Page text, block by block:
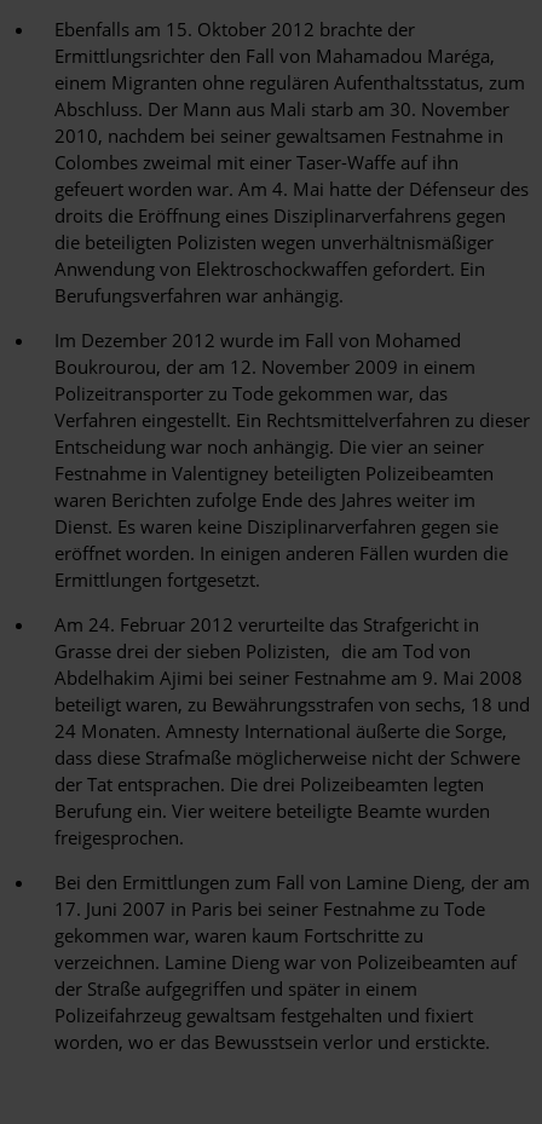
Ebenfalls am 15. Oktober 2012 brachte der
Ermittlungsrichter den Fall von Mahamadou Maréga,
einem Migranten ohne regulären Aufenthaltsstatus, zum
Abschluss. Der Mann aus Mali starb am 30. November
2010, nachdem bei seiner gewaltsamen Festnahme in
Colombes zweimal mit einer Taser-Waffe auf ihn
gefeuert worden war. Am 4. Mai hatte der Défenseur des
droits die Eröffnung eines Disziplinarverfahrens gegen
die beteiligten Polizisten wegen unverhältnismäßiger
Anwendung von Elektroschockwaffen gefordert. Ein
Berufungsverfahren war anhängig.
Im Dezember 2012 wurde im Fall von Mohamed
Boukrourou, der am 12. November 2009 in einem
Polizeitransporter zu Tode gekommen war, das
Verfahren eingestellt. Ein Rechtsmittelverfahren zu dieser
Entscheidung war noch anhängig. Die vier an seiner
Festnahme in Valentigney beteiligten Polizeibeamten
waren Berichten zufolge Ende des Jahres weiter im
Dienst. Es waren keine Disziplinarverfahren gegen sie
eröffnet worden. In einigen anderen Fällen wurden die
Ermittlungen fortgesetzt.
Am 24. Februar 2012 verurteilte das Strafgericht in
Grasse drei der sieben Polizisten, die am Tod von
Abdelhakim Ajimi bei seiner Festnahme am 9. Mai 2008
beteiligt waren, zu Bewährungsstrafen von sechs, 18 und
24 Monaten. Amnesty International äußerte die Sorge,
dass diese Strafmaße möglicherweise nicht der Schwere
der Tat entsprachen. Die drei Polizeibeamten legten
Berufung ein. Vier weitere beteiligte Beamte wurden
freigesprochen.
Bei den Ermittlungen zum Fall von Lamine Dieng, der am
17. Juni 2007 in Paris bei seiner Festnahme zu Tode
gekommen war, waren kaum Fortschritte zu
verzeichnen. Lamine Dieng war von Polizeibeamten auf
der Straße aufgegriffen und später in einem
Polizeifahrzeug gewaltsam festgehalten und fixiert
worden, wo er das Bewusstsein verlor und erstickte.